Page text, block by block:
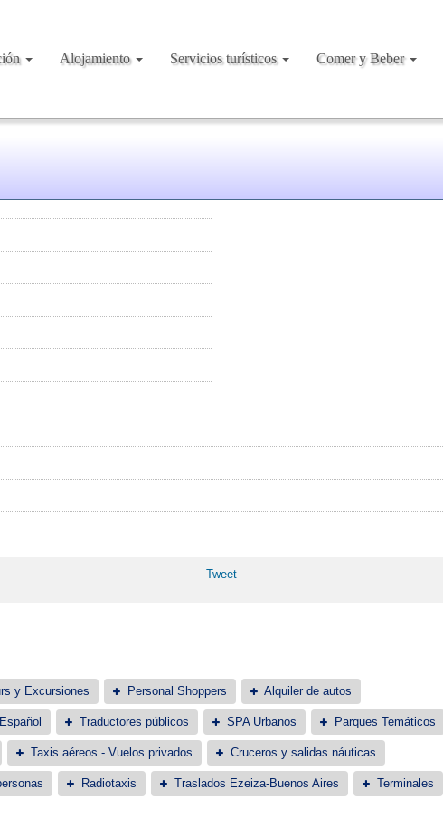
Alojamiento Servicios turísticos Comer y Beber
Tweet
y Excursiones Personal Shoppers Alquiler de autos
Traductores públicos SPA Urbanos Parques Temáticos
Taxis aéreos - Vuelos privados Cruceros y salidas náuticas
Radiotaxis Traslados Ezeiza-Buenos Aires Terminales